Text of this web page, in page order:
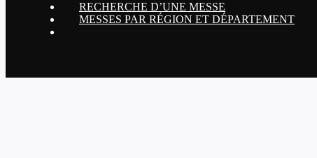
RECHERCHE D’UNE MESSE
MESSES PAR RÉGION ET DÉPARTEMENT